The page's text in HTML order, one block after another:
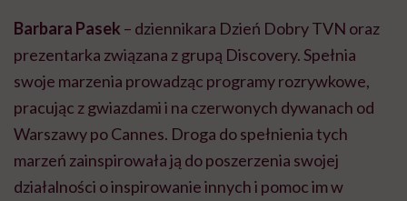
Barbara Pasek – dziennikara Dzień Dobry TVN oraz
prezentarka związana z grupą Discovery. Spełnia
swoje marzenia prowadząc programy rozrywkowe,
pracując z gwiazdami i na czerwonych dywanach od
Warszawy po Cannes. Droga do spełnienia tych
marzeń zainspirowała ją do poszerzenia swojej
działalności o inspirowanie innych i pomoc im w